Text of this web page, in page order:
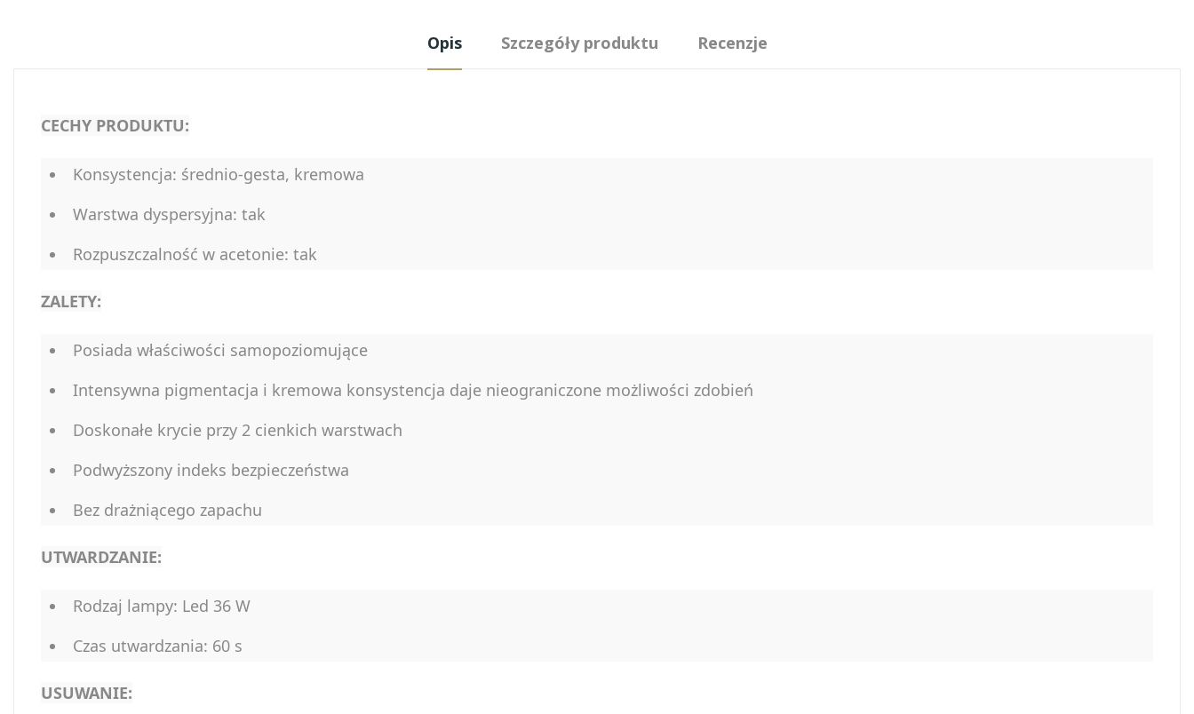
Opis Szczegóły produktu Recenzje
CECHY PRODUKTU:
Konsystencja: średnio-gesta, kremowa
Warstwa dyspersyjna: tak
Rozpuszczalność w acetonie: tak
ZALETY:
Posiada właściwości samopoziomujące
Intensywna pigmentacja i kremowa konsystencja daje nieograniczone możliwości zdobień
Doskonałe krycie przy 2 cienkich warstwach
Podwyższony indeks bezpieczeństwa
Bez drażniącego zapachu
UTWARDZANIE:
Rodzaj lampy: Led 36 W
Czas utwardzania: 60 s
USUWANIE: